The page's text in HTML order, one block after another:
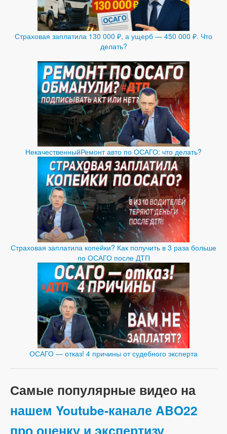
Страховая заплатила 130 000 ₽, а ущерб — 450 000 ₽. Что
делать?
НекачественныйРемонт авто по ОСАГО: что делать?
Страховая заплатила копейки? Как получить в 3 раза больше
по ОСАГО после ДТП
ОСАГО — отказ! 4 причины от судебного эксперта
Самые популярные видео на
нашем Youtube-канале ABO22